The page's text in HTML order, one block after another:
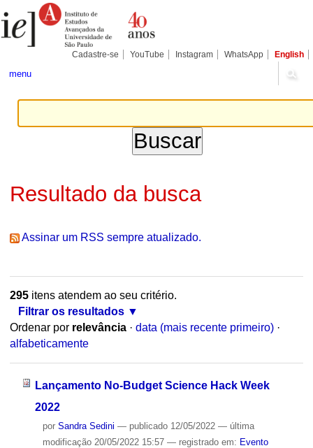
para
conteúdo.
Pessoais
Cadastre-se YouTube Instagram WhatsApp English
menu
Resultado da busca
Assinar um RSS sempre atualizado.
295itens atendem ao seu critério.
Filtrar os resultados
Ordenar por relevância · data (mais recente primeiro) ·
alfabeticamente
Lançamento No-Budget Science Hack Week
2022
por Sandra Sedini — publicado12/05/2022 — última
modificação20/05/2022 15:57 — registrado em: Evento